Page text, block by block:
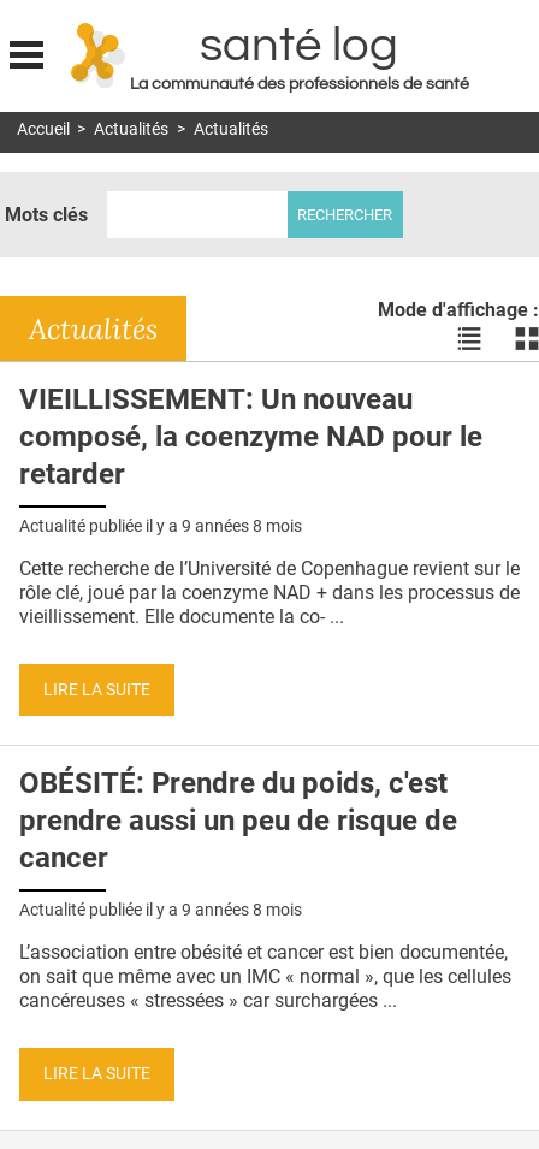
Jump to navigation
santé log
La communauté des professionnels de santé
MON COMPTE
DOSSIERS
RÉSEAUX
E-REVUE SAD
L'APP
PUBLICITÉ
CONTACT
Accueil > Actualités > Actualités
Mots clés
Mode d'affichage :
Voir
les
liste
les
Actualités
VIEILLISSEMENT: Un nouveau
composé, la coenzyme NAD pour le
retarder
Actualité publiée il y a 9 années 8 mois
Cette recherche de l’Université de Copenhague revient sur le
rôle clé, joué par la coenzyme NAD + dans les processus de
vieillissement. Elle documente la co- ...
LIRE LA SUITE
OBÉSITÉ: Prendre du poids, c'est
prendre aussi un peu de risque de
cancer
Actualité publiée il y a 9 années 8 mois
L’association entre obésité et cancer est bien documentée,
on sait que même avec un IMC « normal », que les cellules
cancéreuses « stressées » car surchargées ...
LIRE LA SUITE